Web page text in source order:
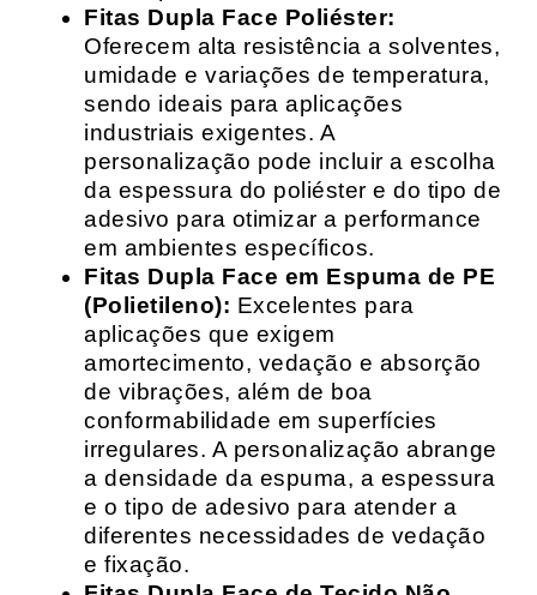
Fitas Dupla Face Poliéster:
Oferecem alta resistência a solventes,
umidade e variações de temperatura,
sendo ideais para aplicações
industriais exigentes. A
personalização pode incluir a escolha
da espessura do poliéster e do tipo de
adesivo para otimizar a performance
em ambientes específicos.
Fitas Dupla Face em Espuma de PE
(Polietileno): Excelentes para
aplicações que exigem
amortecimento, vedação e absorção
de vibrações, além de boa
conformabilidade em superfícies
irregulares. A personalização abrange
a densidade da espuma, a espessura
e o tipo de adesivo para atender a
diferentes necessidades de vedação
e fixação.